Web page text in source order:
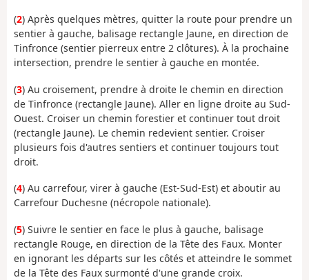
(2) Après quelques mètres, quitter la route pour prendre un
sentier à gauche, balisage rectangle Jaune, en direction de
Tinfronce (sentier pierreux entre 2 clôtures). À la prochaine
intersection, prendre le sentier à gauche en montée.
(3) Au croisement, prendre à droite le chemin en direction
de Tinfronce (rectangle Jaune). Aller en ligne droite au Sud-
Ouest. Croiser un chemin forestier et continuer tout droit
(rectangle Jaune). Le chemin redevient sentier. Croiser
plusieurs fois d'autres sentiers et continuer toujours tout
droit.
(4) Au carrefour, virer à gauche (Est-Sud-Est) et aboutir au
Carrefour Duchesne (nécropole nationale).
(5) Suivre le sentier en face le plus à gauche, balisage
rectangle Rouge, en direction de la Tête des Faux. Monter
en ignorant les départs sur les côtés et atteindre le sommet
de la Tête des Faux surmonté d'une grande croix.